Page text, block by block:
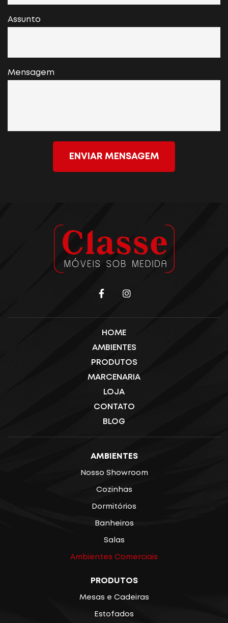
Assunto
Mensagem
ENVIAR MENSAGEM
HOME
AMBIENTES
PRODUTOS
MARCENARIA
LOJA
CONTATO
BLOG
AMBIENTES
Nosso Showroom
Cozinhas
Dormitórios
Banheiros
Salas
Ambientes Comerciais
PRODUTOS
Mesas e Cadeiras
Estofados